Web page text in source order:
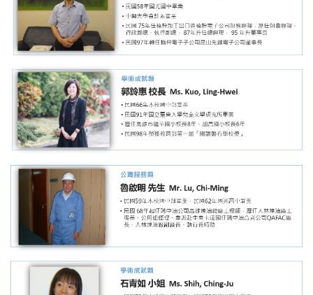
第九屆
第十屆
第十一屆